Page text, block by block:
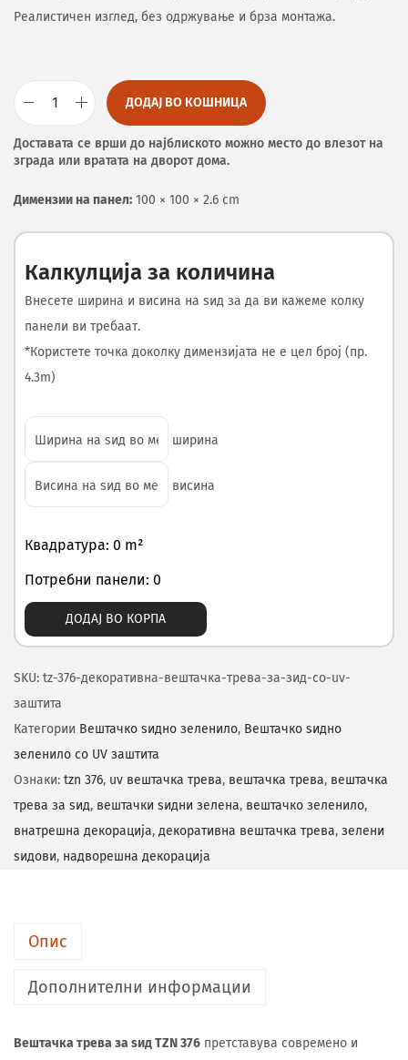
Реалистичен изглед, без одржување и брза монтажа.
ДОДАЈ ВО КОШНИЦА
Доставата се врши до најблиското можно место до влезот на
зграда или вратата на дворот дома.
Димензии на панел: 100 × 100 × 2.6 cm
Калкулција за количина
Внесете ширина и висина на ѕид за да ви кажеме колку
панели ви требаат.
*Користете точка доколку димензијата не е цел број (пр.
4.3m)
ширина
висина
Квадратура: 0 m²
Потребни панели: 0
ДОДАЈ ВО КОРПА
SKU: tz-376-декоративна-вештачка-трева-за-зид-со-uv-
заштита
Категории Вештачко ѕидно зеленило, Вештачко ѕидно
зеленило со UV заштита
Ознаки: tzn 376, uv вештачка трева, вештачка трева, вештачка
трева за ѕид, вештачки ѕидни зеленa, вештачко зеленило,
внатрешна декорација, декоративна вештачка трева, зелени
ѕидови, надворешна декорација
Опис
Дополнителни информации
Вештачка трева за ѕид TZN 376 претставува современо и